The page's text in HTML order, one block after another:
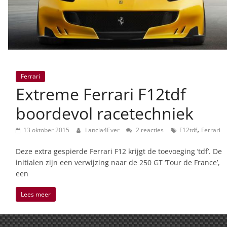
Ferrari
Extreme Ferrari F12tdf
boordevol racetechniek
13 oktober 2015 Lancia4Ever 2 reacties F12tdf, Ferrari
Deze extra gespierde Ferrari F12 krijgt de toevoeging ’tdf’. De
initialen zijn een verwijzing naar de 250 GT ‘Tour de France’,
een
Lees meer